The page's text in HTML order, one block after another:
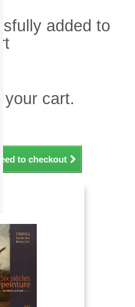
added to
cart.
to checkout